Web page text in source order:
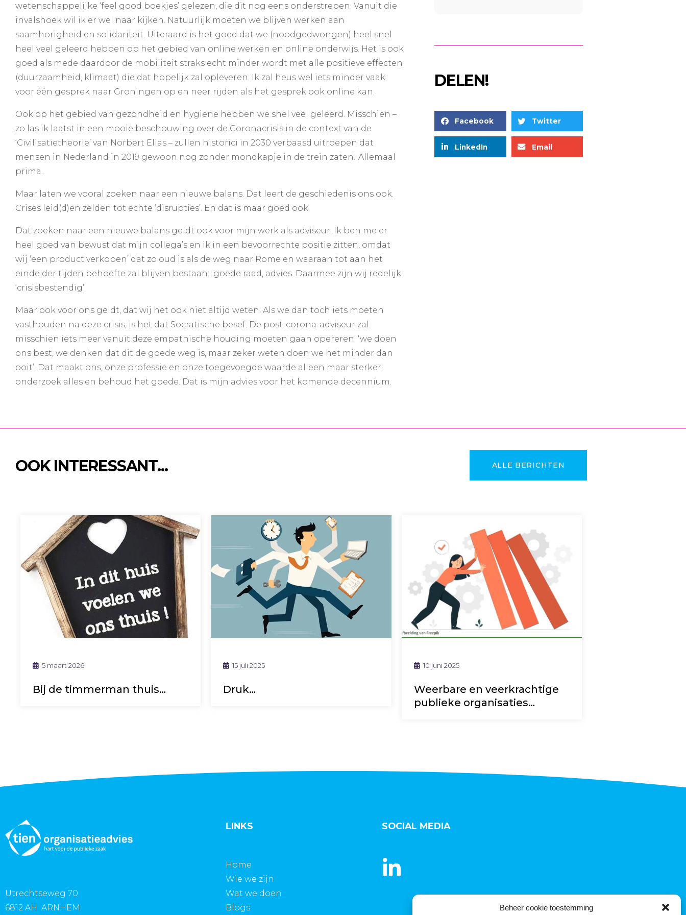
Beheer cookie toestemming
wetenschappelijke ‘feel good boekjes’ gelezen, die dit nog eens onderstrepen. Vanuit die
invalshoek wil ik er wel naar kijken. Natuurlijk moeten we blijven werken aan
saamhorigheid en solidariteit. Uiteraard is het goed dat we (noodgedwongen) heel snel
heel veel geleerd hebben op het gebied van online werken en online onderwijs. Het is ook
goed als mede daardoor de mobiliteit straks echt minder wordt met alle positieve effecten
(duurzaamheid, klimaat) die dat hopelijk zal opleveren. Ik zal heus wel iets minder vaak
voor één gesprek naar Groningen op en neer rijden als het gesprek ook online kan.
Ook op het gebied van gezondheid en hygiëne hebben we snel veel geleerd. Misschien –
zo las ik laatst in een mooie beschouwing over de Coronacrisis in de context van de
‘Civilisatietheorie’ van Norbert Elias – zullen historici in 2030 verbaasd uitroepen dat
mensen in Nederland in 2019 gewoon nog zonder mondkapje in de trein zaten! Allemaal
prima.
Maar laten we vooral zoeken naar een nieuwe balans. Dat leert de geschiedenis ons ook.
Crises leid(d)en zelden tot echte ‘disrupties’. En dat is maar goed ook.
Dat zoeken naar een nieuwe balans geldt ook voor mijn werk als adviseur. Ik ben me er
heel goed van bewust dat mijn collega’s en ik in een bevoorrechte positie zitten, omdat
wij ‘een product verkopen’ dat zo oud is als de weg naar Rome en waaraan tot aan het
einde der tijden behoefte zal blijven bestaan: goede raad, advies. Daarmee zijn wij redelijk
‘crisisbestendig’.
Maar ook voor ons geldt, dat wij het ook niet altijd weten. Als we dan toch iets moeten
vasthouden na deze crisis, is het dat Socratische besef. De post-corona-adviseur zal
misschien iets meer vanuit deze empathische houding moeten gaan opereren: ‘we doen
ons best, we denken dat dit de goede weg is, maar zeker weten doen we het minder dan
ooit’. Dat maakt ons, onze professie en onze toegevoegde waarde alleen maar sterker:
onderzoek alles en behoud het goede. Dat is mijn advies voor het komende decennium.
DELEN!
Facebook Twitter
LinkedIn Email
OOK INTERESSANT... ALLE BERICHTEN
5 maart 2026
Bij de timmerman thuis…
15 juli 2025
Druk…
10 juni 2025
Weerbare en veerkrachtige
publieke organisaties…
Utrechtseweg 70
6812 AH ARNHEM
LINKS
Home
Wie we zijn
Wat we doen
Blogs
SOCIAL MEDIA